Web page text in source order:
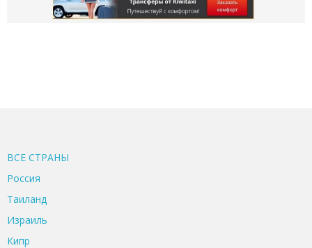
ВСЕ CТРАНЫ
Россия
Таиланд
Израиль
Кипр